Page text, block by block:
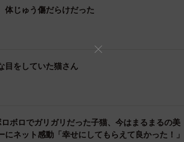
かったね」
ら、これからはその何倍も幸せに生きてほし
良かったですね」
もうこれから安心だね。」
との出会いやおうちにお迎えした時のことなど
体じゅう傷だらけだった
目をしていた猫さん
ボロでガリガリだった子猫、今はまるまるの美
ネット感動「幸せにしてもらえて良かった！」